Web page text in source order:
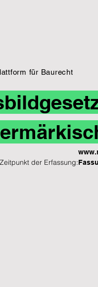
für Baurecht
der Erfassung: